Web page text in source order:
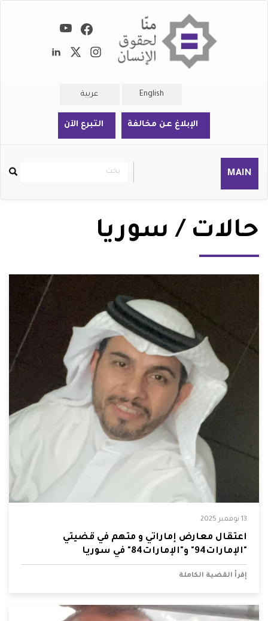
English عربية
الإبلاغ عن مخالفة التبرع الآن
MAIN
Rechercher
بحث
حالات / سوريا
13 نوفمبر 2025
اعتقال معارض إماراتي و متهم في قضيتي
"الإمارات94" و"الإمارات84" في سوريا
إقرأ القضية الكاملة